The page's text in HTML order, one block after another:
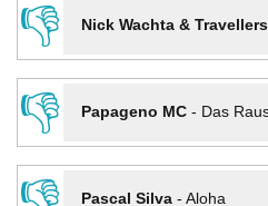
👎
Nick Wachta & Travellers
👎
Papageno MC- Das
Pascal Silva- Aloha